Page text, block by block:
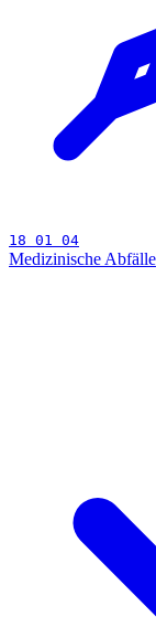
18 01 04
Medizinische Abfälle